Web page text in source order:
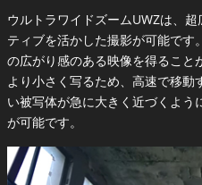
ウルトラワイドズームUWZは、
ティブを活かした撮影が可能で
の広がり感のある映像を得るこ
より小さく写るため、高速で移動
い被写体が急に大きく近づくよ
が可能です。